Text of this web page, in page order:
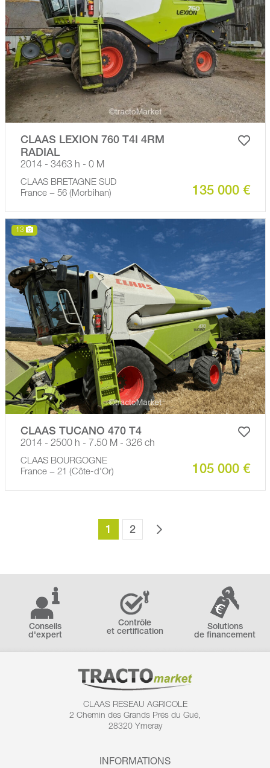
CLAAS LEXION 760 T4I 4RM
RADIAL
2014 - 3463 h - 0 M
CLAAS BRETAGNE SUD
France − 56 (Morbihan)
135 000 €
13
CLAAS TUCANO 470 T4
2014 - 2500 h - 7.50 M - 326 ch
CLAAS BOURGOGNE
France − 21 (Côte-d'Or)
105 000 €
1 2
Conseils
d'expert
Contrôle
et certification
Solutions
de financement
CLAAS RESEAU AGRICOLE
2 Chemin des Grands Prés du Gué,
28320 Ymeray
INFORMATIONS